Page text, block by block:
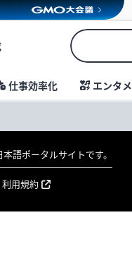
仕事効率化 エンタメ
語ポータルサイトです。
利用規約